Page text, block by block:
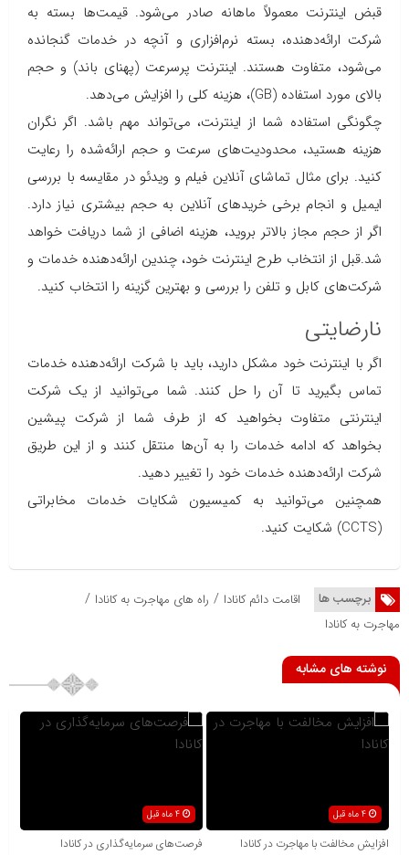
قبض اینترنت معمولاً ماهانه صادر می‌شود. قیمت‌ها بسته به
شرکت ارائه‌دهنده، بسته نرم‌افزاری و آنچه در خدمات گنجانده
می‌شود، متفاوت هستند. اینترنت پرسرعت (پهنای باند) و حجم
بالای مورد استفاده (GB)، هزینه کلی را افزایش می‌دهد.
چگونگی استفاده شما از اینترنت، می‌تواند مهم باشد. اگر نگران
هزینه هستید، محدودیت‌های سرعت و حجم ارائه‌شده را رعایت
کنید. برای مثال تماشای آنلاین فیلم و ویدئو در مقایسه با بررسی
ایمیل و انجام برخی خریدهای آنلاین به حجم بیشتری نیاز دارد.
اگر از حجم مجاز بالاتر بروید، هزینه اضافی از شما دریافت خواهد
شد.قبل از انتخاب طرح اینترنت خود، چندین ارائه‌دهنده خدمات و
شرکت‌های کابل و تلفن را بررسی و بهترین گزینه را انتخاب کنید.
نارضایتی
اگر با اینترنت خود مشکل دارید، باید با شرکت ارائه‌دهنده خدمات
تماس بگیرید تا آن را حل کنند. شما می‌توانید از یک شرکت
اینترنتی متفاوت بخواهید که از طرف شما از شرکت پیشین
بخواهد که ادامه خدمات را به آن‌ها منتقل کنند و از این طریق
شرکت ارائه‌دهنده خدمات خود را تغییر دهید.
همچنین می‌توانید به کمیسیون شکایات خدمات مخابراتی
(CCTS) شکایت کنید.
برچسب ها اقامت دائم کانادا / راه های مهاجرت به کانادا /
مهاجرت به کانادا
نوشته های مشابه
4 ماه قبل
افزایش مخالفت با مهاجرت در کانادا فرصت‌های سرمایه‌گذاری در کانادا